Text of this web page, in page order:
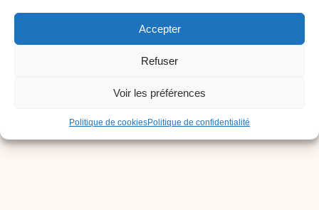
Accepter
Refuser
Voir les préférences
Politique de cookiesPolitique de confidentialité